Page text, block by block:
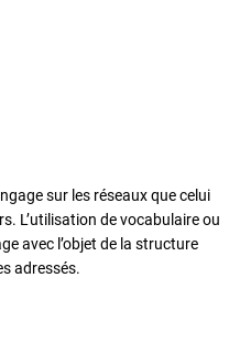
sur les réseaux que celui
L’utilisation de vocabulaire ou
avec l’objet de la structure
adressés.